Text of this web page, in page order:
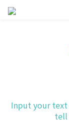
Input your
tell